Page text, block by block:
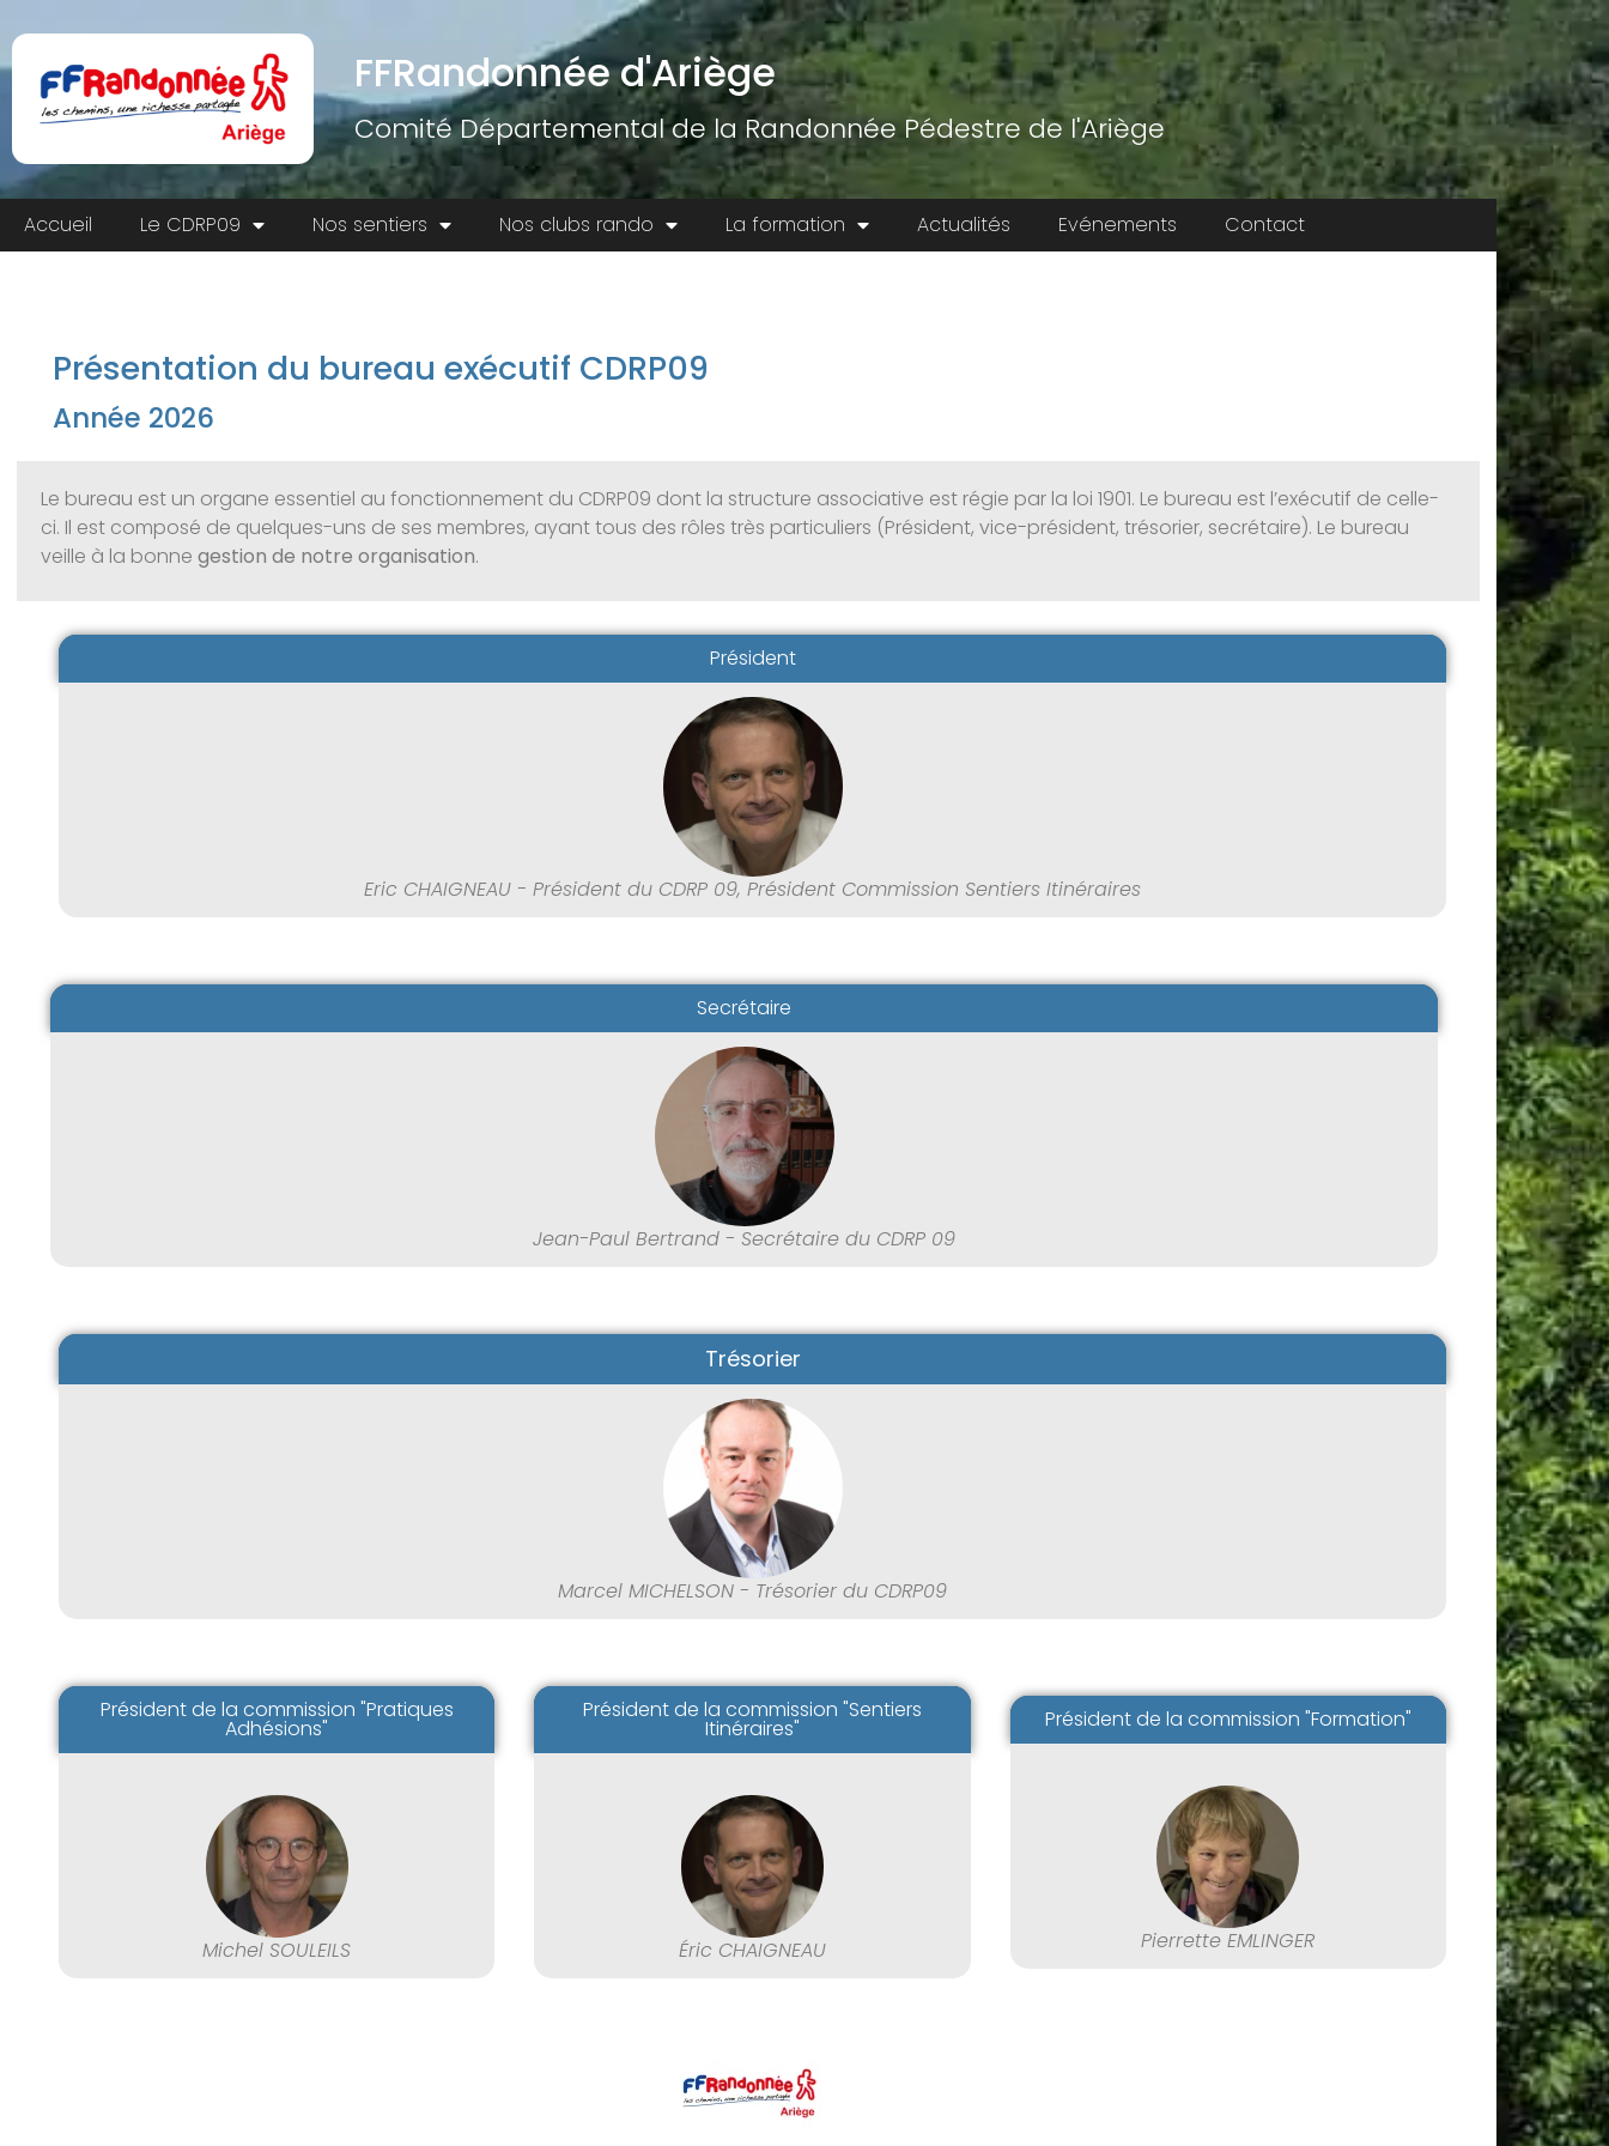
FFRandonnée d'Ariège
Comité Départemental de la Randonnée Pédestre de l'Ariège
Accueil Le CDRP09 Nos sentiers Nos clubs rando La formation Actualités Evénements Contact
Présentation du bureau exécutif CDRP09
Année 2026
Le bureau est un organe essentiel au fonctionnement du CDRP09 dont la structure associative est régie par la loi 1901. Le bureau est l’exécutif de celle-
ci. Il est composé de quelques-uns de ses membres, ayant tous des rôles très particuliers (Président, vice-président, trésorier, secrétaire). Le bureau
veille à la bonne gestion de notre organisation.
Président
Eric CHAIGNEAU - Président du CDRP 09, Président Commission Sentiers Itinéraires
Secrétaire
Jean-Paul Bertrand - Secrétaire du CDRP 09
Trésorier
Marcel MICHELSON - Trésorier du CDRP09
Président de la commission "Pratiques
Adhésions"
Michel SOULEILS
Président de la commission "Sentiers
Itinéraires"
Éric CHAIGNEAU
Président de la commission "Formation"
Pierrette EMLINGER